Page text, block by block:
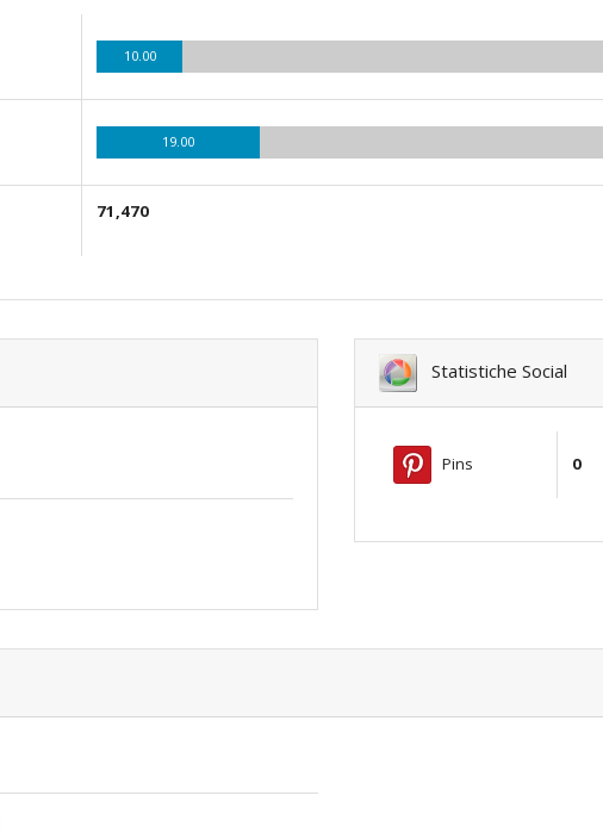
10.00
19.00
71,470
Statistiche Social
Pins 0